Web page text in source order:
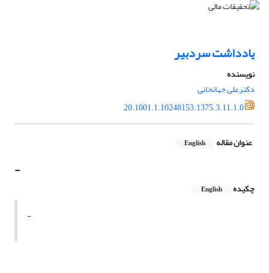
یادداشت سردبیر
نویسنده
دکترعلی جهانخانی
20.1001.1.10248153.1375.3.11.1.0
عنوان مقاله English
-
چکیده English
-